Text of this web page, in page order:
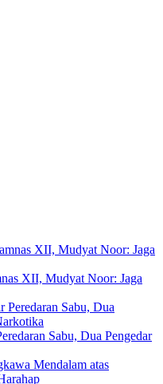
XII, Mudyat Noor: Jaga
Sabu, Dua Pengedar